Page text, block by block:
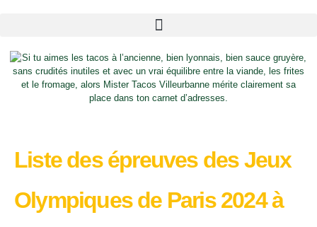
Liste des épreuves des Jeux
Olympiques de Paris 2024 à